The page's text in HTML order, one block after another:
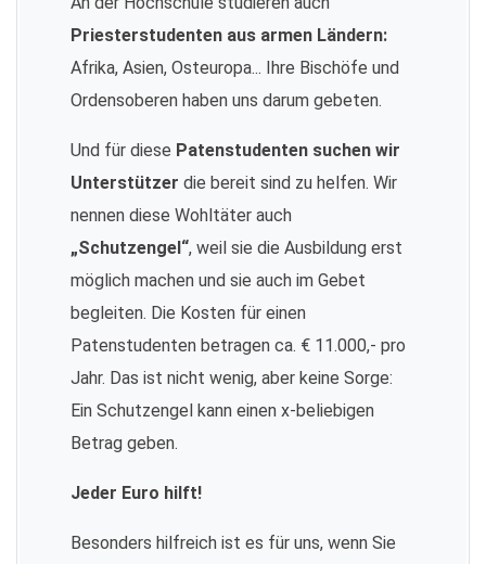
Priesterstudenten aus armen Ländern:
Afrika, Asien, Osteuropa... Ihre Bischöfe und
Ordensoberen haben uns darum gebeten.
Und für diese Patenstudenten suchen wir
Unterstützer die bereit sind zu helfen. Wir
nennen diese Wohltäter auch
„Schutzengel“, weil sie die Ausbildung erst
möglich machen und sie auch im Gebet
begleiten. Die Kosten für einen
Patenstudenten betragen ca. € 11.000,- pro
Jahr. Das ist nicht wenig, aber keine Sorge:
Ein Schutzengel kann einen x-beliebigen
Betrag geben.
Jeder Euro hilft!
Besonders hilfreich ist es für uns, wenn Sie